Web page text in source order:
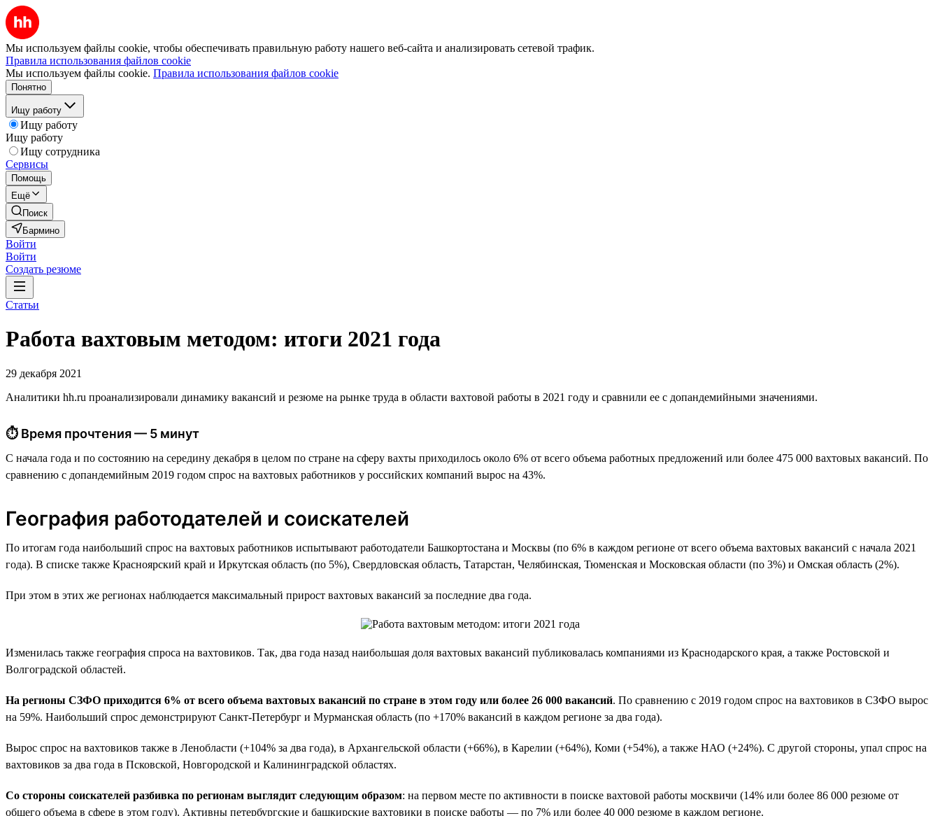
Мы используем файлы cookie, чтобы обеспечивать правильную работу нашего веб-сайта и анализировать сетевой трафик.
Правила использования файлов cookie
Мы используем файлы cookie. Правила использования файлов cookie
Понятно
Ищу работу
Ищу работу
Ищу работу
Ищу сотрудника
Сервисы
Помощь
Ещё
Поиск
Бармино
Войти
Войти
Создать резюме
Статьи
Работа вахтовым методом: итоги 2021 года
29 декабря 2021
Аналитики hh.ru проанализировали динамику вакансий и резюме на рынке труда в области вахтовой работы в 2021 году и сравнили ее с допандемийными значениями.
⏱ Время прочтения — 5 минут
С начала года и по состоянию на середину декабря в целом по стране на сферу вахты приходилось около 6% от всего объема работных предложений или более 475 000 вахтовых вакансий. По
сравнению с допандемийным 2019 годом спрос на вахтовых работников у российских компаний вырос на 43%.
География работодателей и соискателей
По итогам года наибольший спрос на вахтовых работников испытывают работодатели Башкортостана и Москвы (по 6% в каждом регионе от всего объема вахтовых вакансий с начала 2021
года). В списке также Красноярский край и Иркутская область (по 5%), Свердловская область, Татарстан, Челябинская, Тюменская и Московская области (по 3%) и Омская область (2%).
При этом в этих же регионах наблюдается максимальный прирост вахтовых вакансий за последние два года.
Изменилась также география спроса на вахтовиков. Так, два года назад наибольшая доля вахтовых вакансий публиковалась компаниями из Краснодарского края, а также Ростовской и
Волгоградской областей.
На регионы СЗФО приходится 6% от всего объема вахтовых вакансий по стране в этом году или более 26 000 вакансий. По сравнению с 2019 годом спрос на вахтовиков в СЗФО вырос
на 59%. Наибольший спрос демонстрируют Санкт-Петербург и Мурманская область (по +170% вакансий в каждом регионе за два года).
Вырос спрос на вахтовиков также в Ленобласти (+104% за два года), в Архангельской области (+66%), в Карелии (+64%), Коми (+54%), а также НАО (+24%). С другой стороны, упал спрос на
вахтовиков за два года в Псковской, Новгородской и Калининградской областях.
Со стороны соискателей разбивка по регионам выглядит следующим образом: на первом месте по активности в поиске вахтовой работы москвичи (14% или более 86 000 резюме от
общего объема в сфере в этом году). Активны петербургские и башкирские вахтовики в поиске работы — по 7% или более 40 000 резюме в каждом регионе.